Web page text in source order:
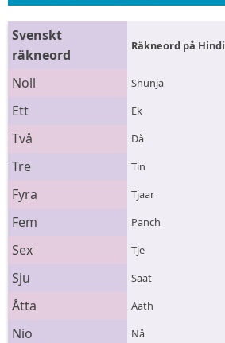
Svenskt
räkneord
Räkneord på Hindi
Noll Shunja
Ett Ek
Två Då
Tre Tin
Fyra Tjaar
Fem Panch
Sex Tje
Sju Saat
Åtta Aath
Nio Nå